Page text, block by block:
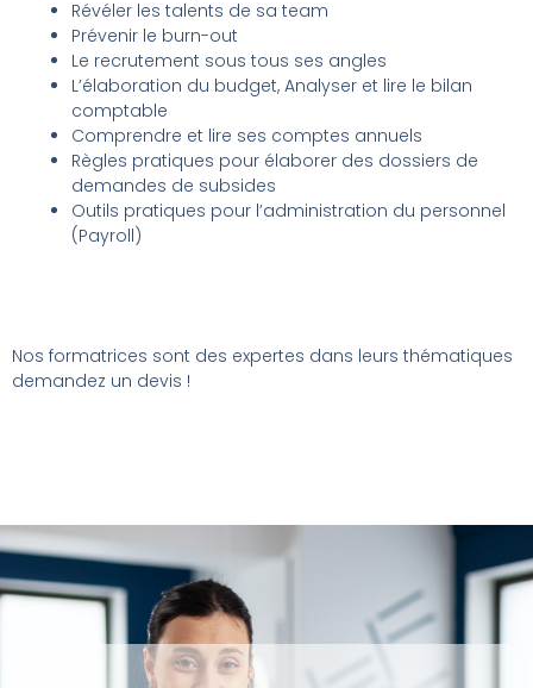
Révéler les talents de sa team
Prévenir le burn-out
Le recrutement sous tous ses angles
L’élaboration du budget, Analyser et lire le bilan
comptable
Comprendre et lire ses comptes annuels
Règles pratiques pour élaborer des dossiers de
demandes de subsides
Outils pratiques pour l’administration du personnel
(Payroll)
Nos formatrices sont des expertes dans leurs thématiques
demandez un devis !